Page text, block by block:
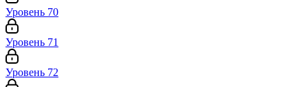
Уровень 70
Уровень 71
Уровень 72